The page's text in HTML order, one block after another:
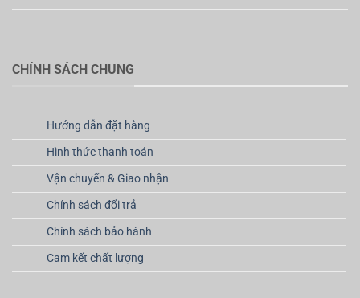
CHÍNH SÁCH CHUNG
Hướng dẫn đặt hàng
Hình thức thanh toán
Vận chuyển & Giao nhận
Chính sách đổi trả
Chính sách bảo hành
Cam kết chất lượng